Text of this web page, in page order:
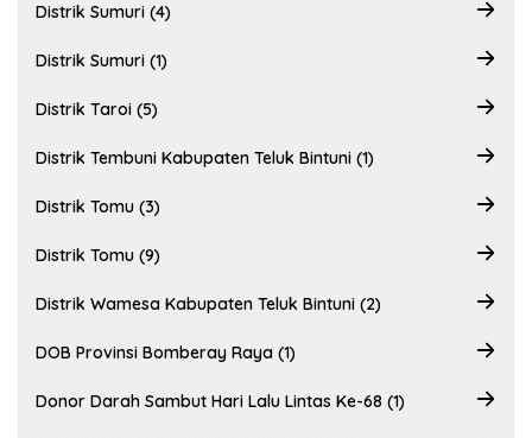
Distrik Sumuri (4)
Distrik Sumuri (1)
Distrik Taroi (5)
Distrik Tembuni Kabupaten Teluk Bintuni (1)
Distrik Tomu (3)
Distrik Tomu (9)
Distrik Wamesa Kabupaten Teluk Bintuni (2)
DOB Provinsi Bomberay Raya (1)
Donor Darah Sambut Hari Lalu Lintas Ke-68 (1)